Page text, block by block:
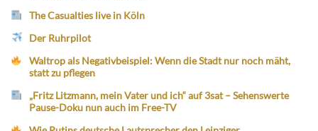
The Casualties live in Köln
Der Ruhrpilot
Waltrop als Negativbeispiel: Wenn die Stadt nur noch mäht,
statt zu pflegen
„Fritz Litzmann, mein Vater und ich“ auf 3sat – Sehenswerte
Pause-Doku nun auch im Free-TV